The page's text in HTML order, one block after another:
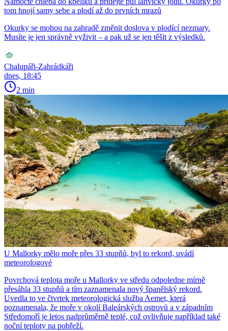
tom hnojí samy sebe a plodí až do prvních mrazů
Okurky se mohou na zahradě změnit doslova v plodící nezmary.
Musíte je jen správně vyživit – a pak už se jen těšit z výsledků.
Chalupáři-Zahrádkáři
dnes, 18:45
2 min
U Mallorky mělo moře přes 33 stupňů, byl to rekord, uvádí
meteorologové
Povrchová teplota moře u Mallorky ve středu odpoledne mírně
přesáhla 33 stupňů a tím zaznamenala nový španělský rekord.
Uvedla to ve čtvrtek meteorologická služba Aemet, která
poznamenala, že moře v okolí Baleárských ostrovů a v západním
Středomoří je letos nadprůměrně teplé, což ovlivňuje například také
noční teploty na pobřeží.